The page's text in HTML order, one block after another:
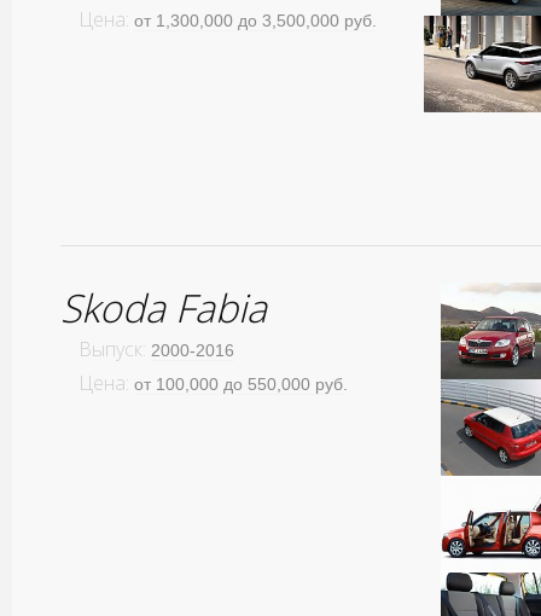
Цена: от 1,300,000 до 3,500,000 руб.
Skoda Fabia
Выпуск: 2000-2016
Цена: от 100,000 до 550,000 руб.